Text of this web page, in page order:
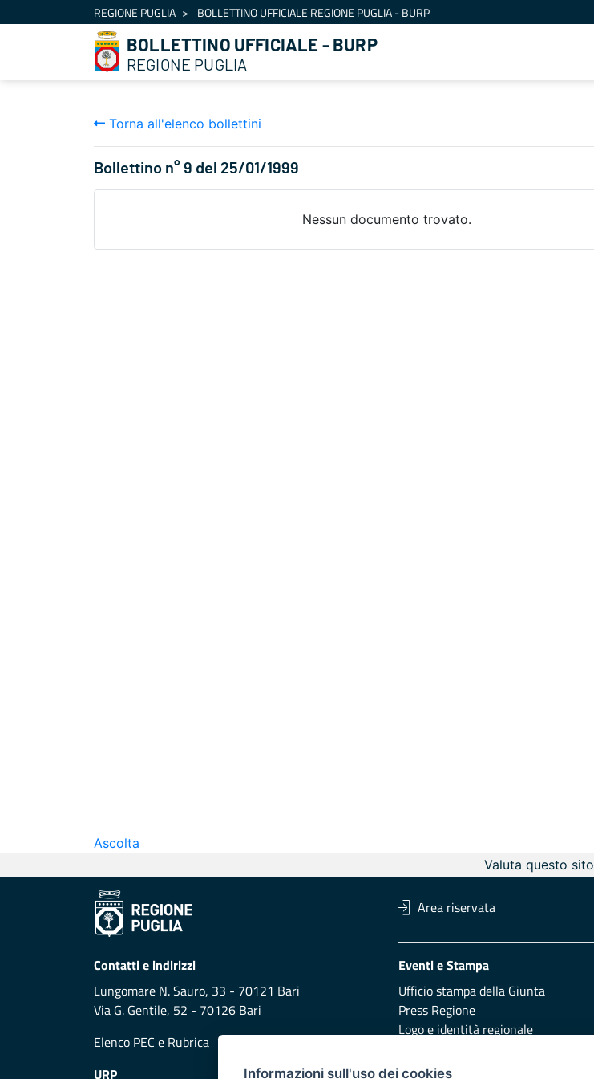
Salta al contenutoREGIONE PUGLIA BOLLETTINO UFFICIALE REGIONE PUGLIA - BURP
BOLLETTINO UFFICIALE - BURP
REGIONE PUGLIA
Torna all'elenco bollettini
Bollettino n° 9 del 25/01/1999
Nessun documento trovato.
Ascolta
Valuta questo sito
Area riservata
Contatti e indirizzi
Lungomare N. Sauro, 33 - 70121 Bari
Via G. Gentile, 52 - 70126 Bari
Elenco PEC e Rubrica
Eventi e Stampa
Ufficio stampa della Giunta
Press Regione
Logo e identità regionale
URP Redazione
Informazioni sull'uso dei cookies